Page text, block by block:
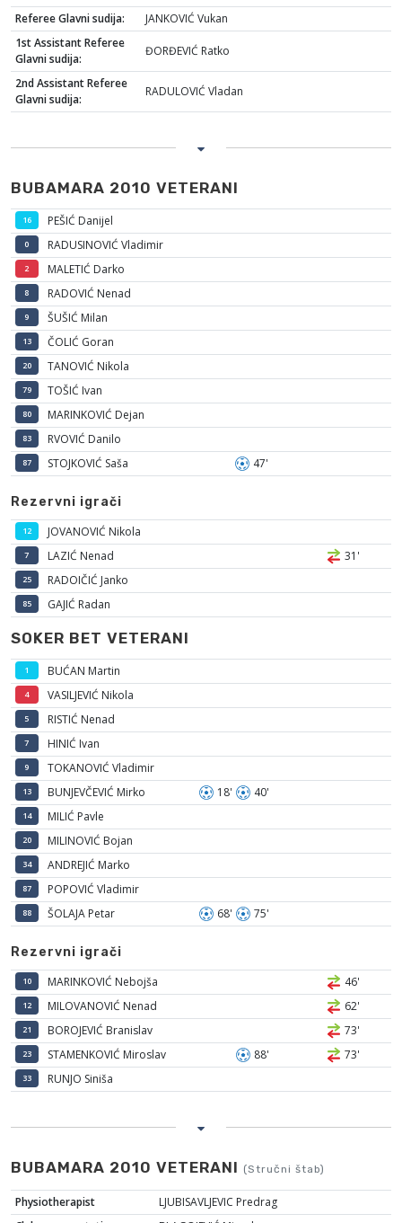
Referee Glavni sudija:
JANKOVIĆ Vukan
1st Assistant Referee
Glavni sudija:
ĐORĐEVIĆ Ratko
2nd Assistant Referee
Glavni sudija:
RADULOVIĆ Vladan
BUBAMARA 2010 VETERANI
16 PEŠIĆ Danijel
0 RADUSINOVIĆ Vladimir
2 MALETIĆ Darko
8 RADOVIĆ Nenad
9 ŠUŠIĆ Milan
13 ČOLIĆ Goran
20 TANOVIĆ Nikola
79 TOŠIĆ Ivan
80 MARINKOVIĆ Dejan
83 RVOVIĆ Danilo
87 STOJKOVIĆ Saša 47'
Rezervni igrači
12 JOVANOVIĆ Nikola
7 LAZIĆ Nenad 31'
25 RADOIČIĆ Janko
85 GAJIĆ Radan
SOKER BET VETERANI
1 BUĆAN Martin
4 VASILJEVIĆ Nikola
5 RISTIĆ Nenad
7 HINIĆ Ivan
9 TOKANOVIĆ Vladimir
13 BUNJEVČEVIĆ Mirko 18' 40'
14 MILIĆ Pavle
20 MILINOVIĆ Bojan
34 ANDREJIĆ Marko
87 POPOVIĆ Vladimir
88 ŠOLAJA Petar 68' 75'
Rezervni igrači
10 MARINKOVIĆ Nebojša 46'
12 MILOVANOVIĆ Nenad 62'
21 BOROJEVIĆ Branislav 73'
23 STAMENKOVIĆ Miroslav 88' 73'
33 RUNJO Siniša
BUBAMARA 2010 VETERANI (Stručni štab)
Physiotherapist
LJUBISAVLJEVIC Predrag